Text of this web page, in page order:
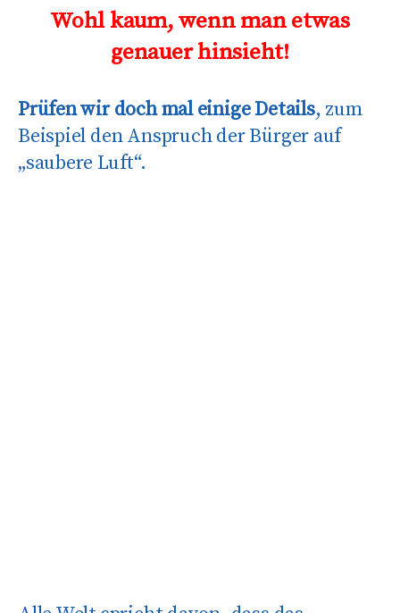
Wohl kaum, wenn man etwas
genauer hinsieht!
Prüfen wir doch mal einige Details, zum
Beispiel den Anspruch der Bürger auf
„saubere Luft“.